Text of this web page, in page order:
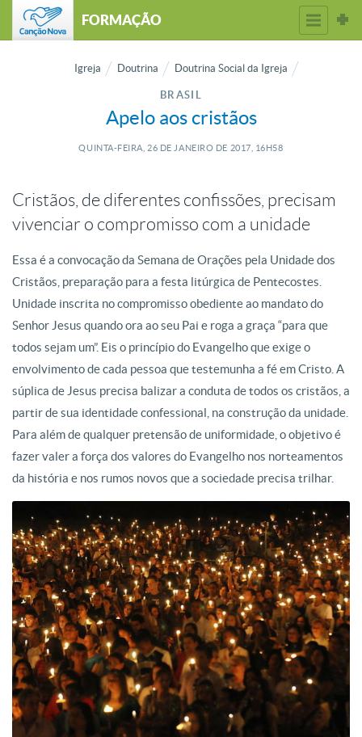
FORMAÇÃO
Igreja Doutrina Doutrina Social da Igreja
BRASIL
Apelo aos cristãos
QUINTA-FEIRA, 26 DE JANEIRO DE 2017, 16H58
Cristãos, de diferentes confissões, precisam
vivenciar o compromisso com a unidade
Essa é a convocação da Semana de Orações pela Unidade dos
Cristãos, preparação para a festa litúrgica de Pentecostes.
Unidade inscrita no compromisso obediente ao mandato do
Senhor Jesus quando ora ao seu Pai e roga a graça “para que
todos sejam um”. Eis o princípio do Evangelho que exige o
envolvimento de cada pessoa que testemunha a fé em Cristo. A
súplica de Jesus precisa balizar a conduta de todos os cristãos, a
partir de sua identidade confessional, na construção da unidade.
Para além de qualquer pretensão de uniformidade, o objetivo é
fazer valer a força dos valores do Evangelho nos norteamentos
da história e nos rumos novos que a sociedade precisa trilhar.